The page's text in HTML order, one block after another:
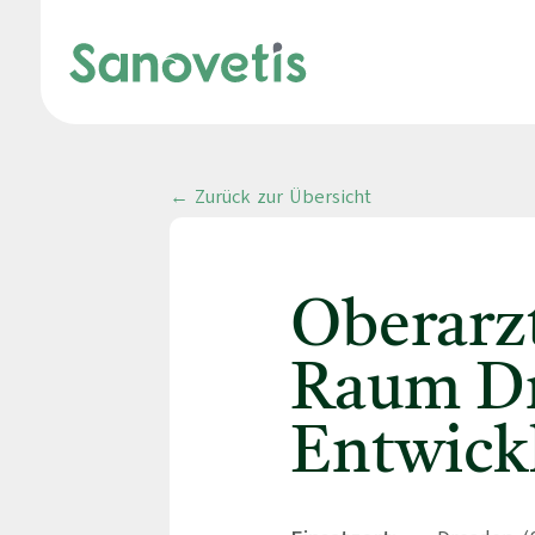
← Zurück zur Übersicht
Raum